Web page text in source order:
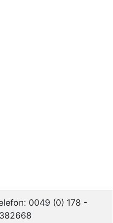
0049 (0) 178 -